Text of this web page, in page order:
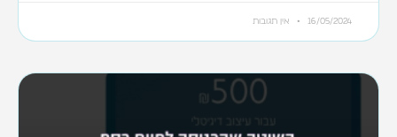
16/05/2024 אין תגובות